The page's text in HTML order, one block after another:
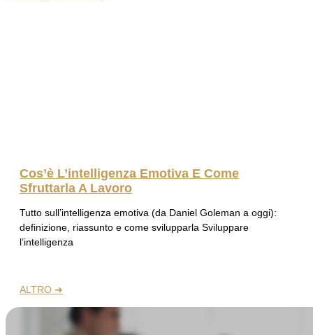
Cos’è L’intelligenza Emotiva E Come
Sfruttarla A Lavoro
Tutto sull’intelligenza emotiva (da Daniel Goleman a oggi):
definizione, riassunto e come svilupparla Sviluppare
l’intelligenza
ALTRO ➜